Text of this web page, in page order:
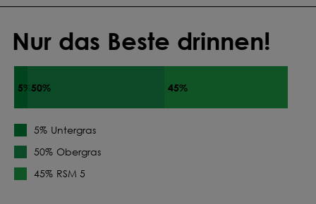
Nur das Beste drinnen!
5%50% 45%
5% Untergras
50% Obergras
45% RSM 5